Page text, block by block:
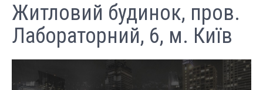
Житловий будинок, пров.
Лабораторний, 6, м. Київ